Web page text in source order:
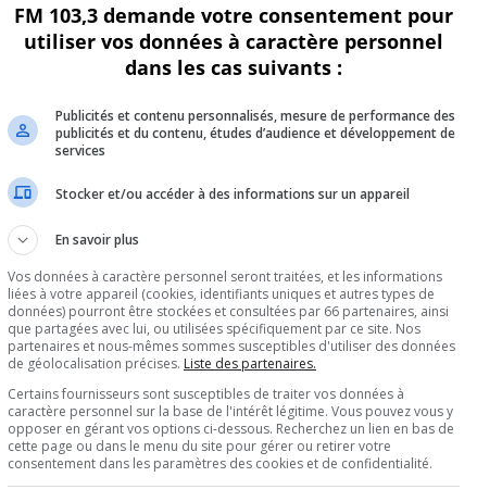
ont été évacués la nuit dernière en raison d’une
Lemoyne, mais la majorité des résidents avaient un
avaient pas ont été logés pour la nuit dans un hôtel.
FM 103,3 demande votre consentement pour
utiliser vos données à caractère personnel
dans les cas suivants :
Publicités et contenu personnalisés, mesure de performance des
publicités et du contenu, études d’audience et développement de
services
Stocker et/ou accéder à des informations sur un appareil
En savoir plus
Vos données à caractère personnel seront traitées, et les informations
liées à votre appareil (cookies, identifiants uniques et autres types de
données) pourront être stockées et consultées par 66 partenaires, ainsi
que partagées avec lui, ou utilisées spécifiquement par ce site. Nos
partenaires et nous-mêmes sommes susceptibles d'utiliser des données
de géolocalisation précises. Liste des partenaires.
Certains fournisseurs sont susceptibles de traiter vos données à
caractère personnel sur la base de l'intérêt légitime. Vous pouvez vous y
opposer en gérant vos options ci-dessous. Recherchez un lien en bas de
cette page ou dans le menu du site pour gérer ou retirer votre
consentement dans les paramètres des cookies et de confidentialité.